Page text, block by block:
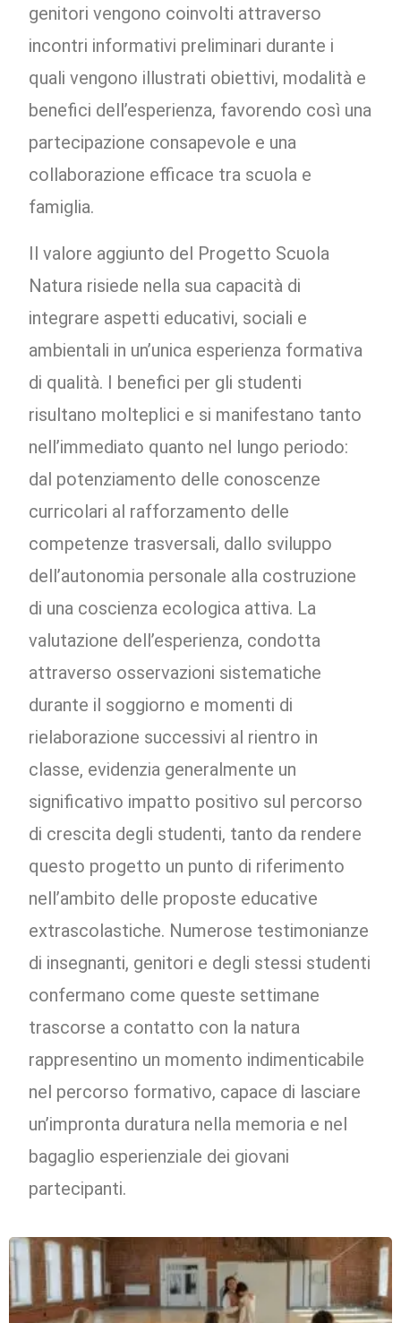
genitori vengono coinvolti attraverso
incontri informativi preliminari durante i
quali vengono illustrati obiettivi, modalità e
benefici dell’esperienza, favorendo così una
partecipazione consapevole e una
collaborazione efficace tra scuola e
famiglia.
Il valore aggiunto del Progetto Scuola
Natura risiede nella sua capacità di
integrare aspetti educativi, sociali e
ambientali in un’unica esperienza formativa
di qualità. I benefici per gli studenti
risultano molteplici e si manifestano tanto
nell’immediato quanto nel lungo periodo:
dal potenziamento delle conoscenze
curricolari al rafforzamento delle
competenze trasversali, dallo sviluppo
dell’autonomia personale alla costruzione
di una coscienza ecologica attiva. La
valutazione dell’esperienza, condotta
attraverso osservazioni sistematiche
durante il soggiorno e momenti di
rielaborazione successivi al rientro in
classe, evidenzia generalmente un
significativo impatto positivo sul percorso
di crescita degli studenti, tanto da rendere
questo progetto un punto di riferimento
nell’ambito delle proposte educative
extrascolastiche. Numerose testimonianze
di insegnanti, genitori e degli stessi studenti
confermano come queste settimane
trascorse a contatto con la natura
rappresentino un momento indimenticabile
nel percorso formativo, capace di lasciare
un’impronta duratura nella memoria e nel
bagaglio esperienziale dei giovani
partecipanti.